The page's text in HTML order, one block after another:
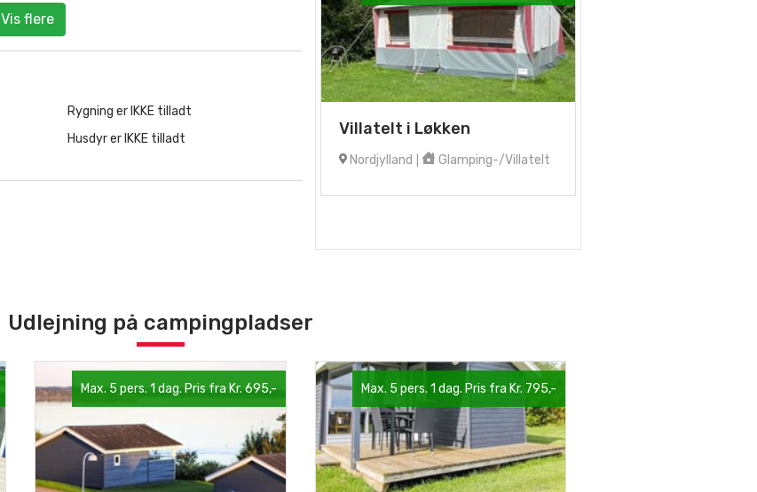
Vis flere
Rygning er IKKE tilladt
Husdyr er IKKE tilladt
Villatelt i Løkken
Nordjylland Glamping-/Villatelt
Udlejning på campingpladser
Max. 5 pers. 1 dag. Pris fra Kr. 695,- Max. 5 pers. 1 dag. Pris fra Kr. 795,-